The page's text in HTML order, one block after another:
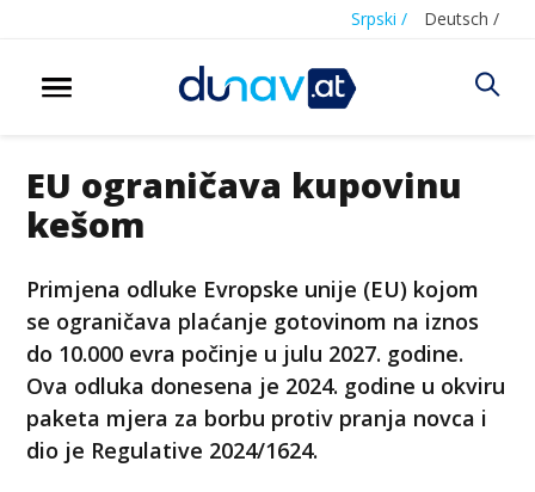
Srpski / Deutsch /
EU ograničava kupovinu
kešom
Primjena odluke Evropske unije (EU) kojom
se ograničava plaćanje gotovinom na iznos
do 10.000 evra počinje u julu 2027. godine.
Ova odluka donesena je 2024. godine u okviru
paketa mjera za borbu protiv pranja novca i
dio je Regulative 2024/1624.